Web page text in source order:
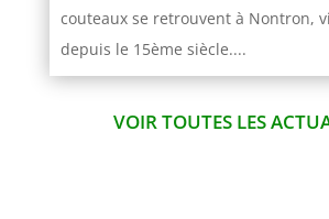
couteaux se retrouvent à Nontron,
depuis le 15ème siècle....
VOIR TOUTES LES